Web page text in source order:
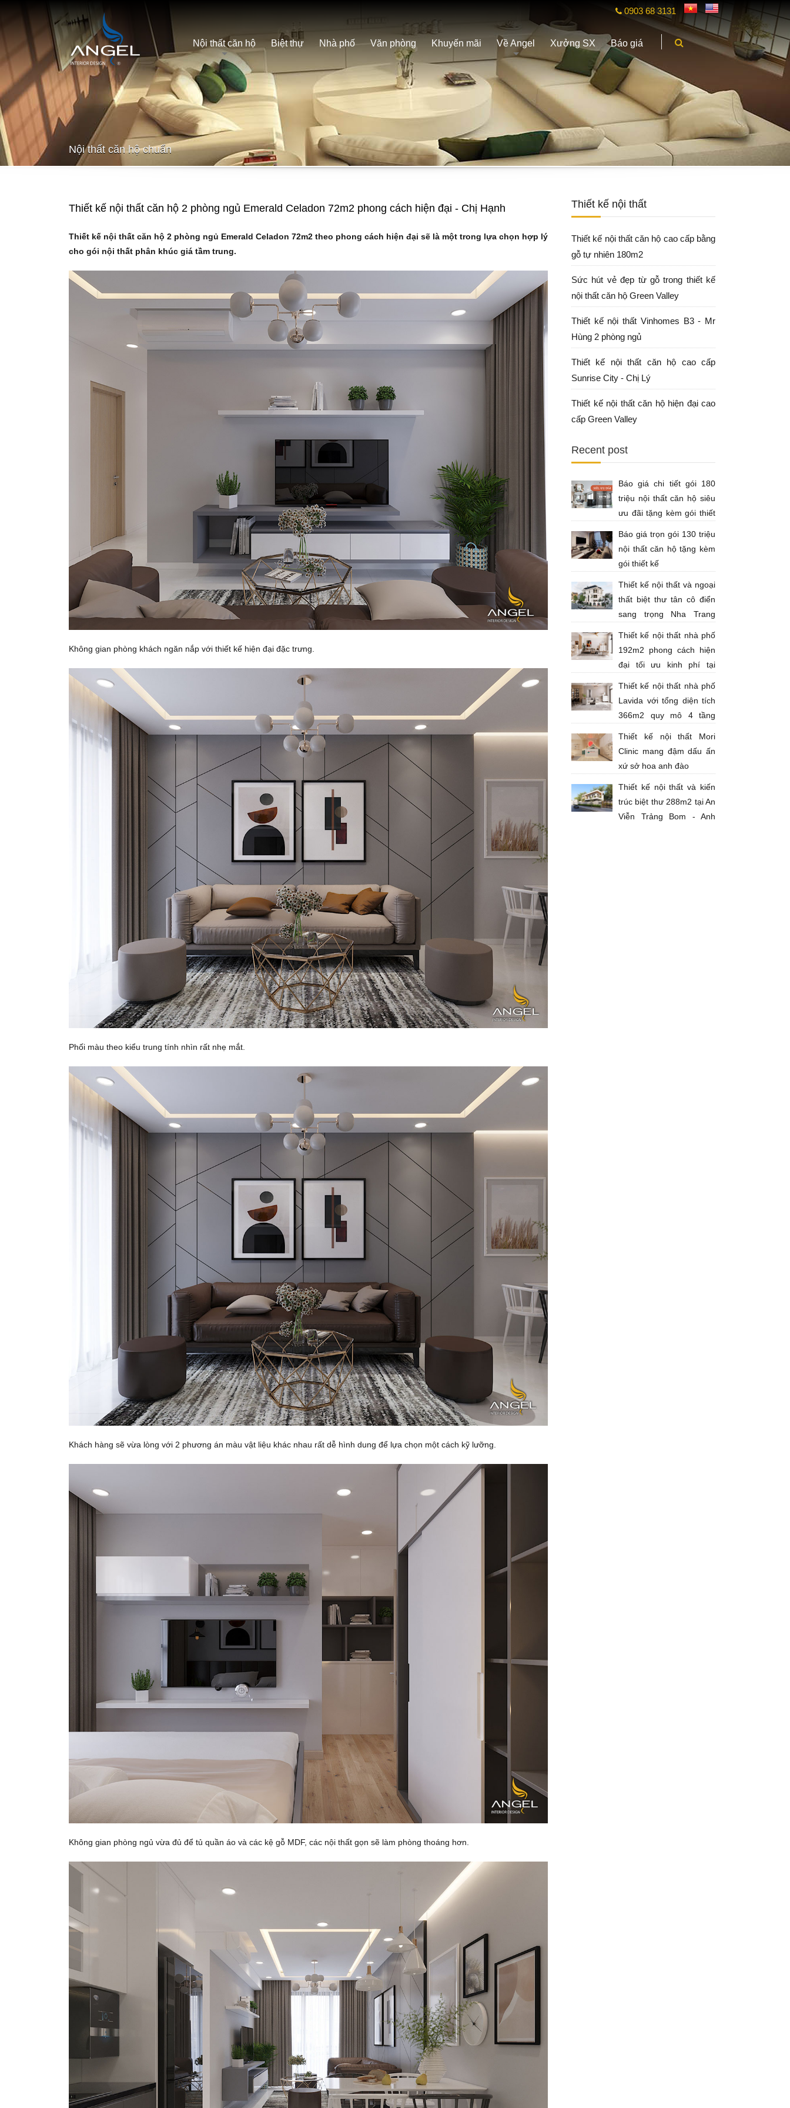
Nội thất căn hộ Biệt thự Nhà phố Văn phòng Khuyến mãi Về Angel Xưởng SX Báo giá
0903 68 3131
Nội thất căn hộ chuẩn
Thiết kế nội thất căn hộ 2 phòng ngủ Emerald Celadon 72m2 phong cách hiện đại - Chị Hạnh
Thiết kế nội thất căn hộ 2 phòng ngủ Emerald Celadon 72m2 theo phong cách hiện đại sẽ là một trong lựa chọn hợp lý
cho gói nội thất phân khúc giá tầm trung.
Không gian phòng khách ngăn nắp với thiết kế hiện đại đặc trưng.
Phối màu theo kiểu trung tính nhìn rất nhẹ mắt.
Khách hàng sẽ vừa lòng với 2 phương án màu vật liệu khác nhau rất dễ hình dung để lựa chọn một cách kỹ lưỡng.
Không gian phòng ngủ vừa đủ để tủ quần áo và các kệ gỗ MDF, các nội thất gọn sẽ làm phòng thoáng hơn.
Thiết kế nội thất
Thiết kế nội thất căn hộ cao cấp bằng
gỗ tự nhiên 180m2
Sức hút vẻ đẹp từ gỗ trong thiết kế
nội thất căn hộ Green Valley
Thiết kế nội thất Vinhomes B3 - Mr
Hùng 2 phòng ngủ
Thiết kế nội thất căn hộ cao cấp
Sunrise City - Chị Lý
Thiết kế nội thất căn hộ hiện đại cao
cấp Green Valley
Recent post
Báo giá chi tiết gói 180
triệu nội thất căn hộ siêu
ưu đãi tặng kèm gói thiết
Báo giá trọn gói 130 triệu
nội thất căn hộ tặng kèm
gói thiết kế
Thiết kế nội thất và ngoại
thất biệt thư tân cô điển
sang trọng Nha Trang
Thiết kế nội thất nhà phố
192m2 phong cách hiện
đại tối ưu kinh phí tại
Thiết kế nội thất nhà phố
Lavida với tổng diện tích
366m2 quy mô 4 tầng
sang trọng
Thiết kế nội thất Mori
Clinic mang đậm dấu ấn
xứ sở hoa anh đào
Thiết kế nội thất và kiến
trúc biệt thư 288m2 tại An
Viễn Trảng Bom - Anh